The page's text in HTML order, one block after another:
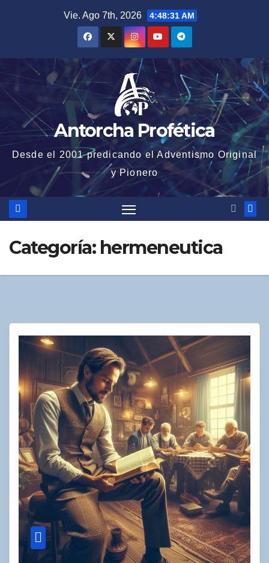
Vie. Ago 7th, 2026 4:48:32 AM
Antorcha Profética
Desde el 2001 predicando el Adventismo Original
y Pionero
Categoría: hermeneutica